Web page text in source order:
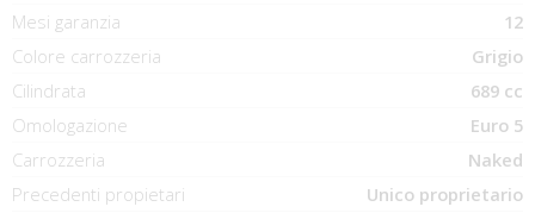
Mesi garanzia
12
Colore carrozzeria
Grigio
Cilindrata
689 cc
Omologazione
Euro 5
Carrozzeria
Naked
Precedenti propietari
Unico proprietario